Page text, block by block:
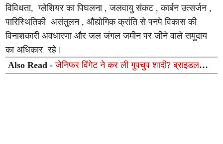
विविधता, ग्लेशियर का पिघलना , जलवायु संकट , कार्बन उत्सर्जन ,
पारिस्थितिकी असंतुलन , औद्योगिक क्रांति से पनपे विकास की
विनाशकारी अवधारणा और जल जंगल जमीन पर जीने वाले समुदाय
का अधिकार रहे।
Also Read -जेनिफर विंगेट ने कर ली गुपचुप शादी? ब्राइडल
गाउन ट्राय करते वायरल हुआ वीडियो, फैंस बोले— 'दूल्हा कौन है?